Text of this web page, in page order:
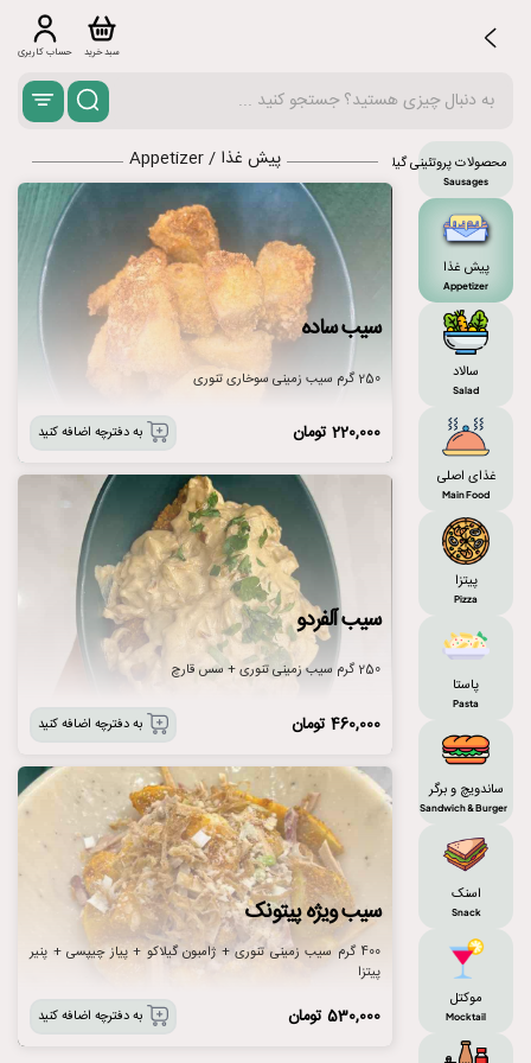
حساب کاربری سبد خرید
محصولات پروتئینی گیلاکو
Sausages
پیش غذا
Appetizer
سالاد
Salad
غذای اصلی
Main Food
پیتزا
Pizza
پاستا
Pasta
ساندویچ و برگر
Sandwich & Burger
اسنک
Snack
موکتل
Mocktail
پیش غذا / Appetizer
سیب ساده
250 گرم سیب زمینی سوخاری تنوری
220,000تومان به دفترچه اضافه کنید
سیب آلفردو
250 گرم سیب زمینی تنوری + سس قارچ
460,000تومان به دفترچه اضافه کنید
سیب ویژه پیتونک
400 گرم سیب زمینی تنوری + ژامبون گیلاکو + پیاز چیپسی + پنیر
پیتزا
530,000تومان به دفترچه اضافه کنید